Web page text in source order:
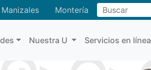
Manizales MonteríaBuscar
Nuestra U Servicios en línea